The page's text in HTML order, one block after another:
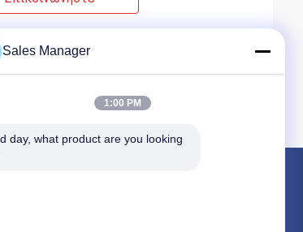
Sales Manager
1:00 PM
day, what product are you looking